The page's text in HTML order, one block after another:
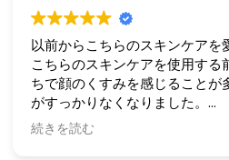
以前からこちらのスキンケアを
こちらのスキンケアを使用す
ちで顔のくすみを感じることが
がすっかりなくなりました。
新しいこちらの化粧水を改めて
続きを読む